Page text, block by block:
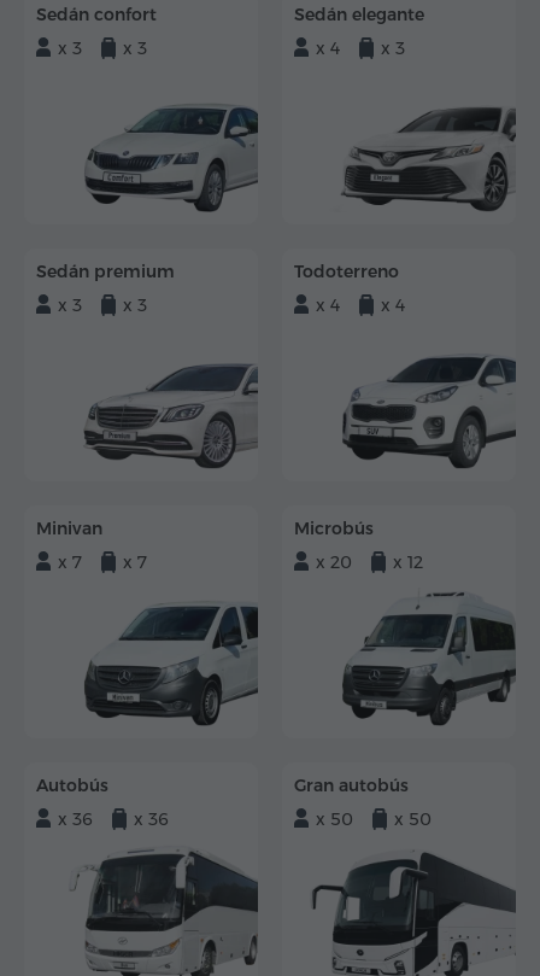
Sedán confort
x 3
x 3
Sedán elegante
x 4
x 3
Sedán premium
x 3
x 3
Todoterreno
x 4
x 4
Minivan
x 7
x 7
Microbús
x 20
x 12
Autobús
x 36
x 36
Gran autobús
x 50
x 50